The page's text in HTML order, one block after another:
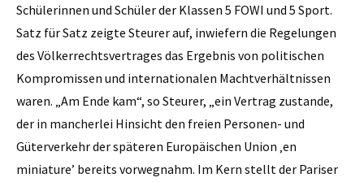
Schülerinnen und Schüler der Klassen 5 FOWI und 5 Sport.
Satz für Satz zeigte Steurer auf, inwiefern die Regelungen
des Völkerrechtsvertrages das Ergebnis von politischen
Kompromissen und internationalen Machtverhältnissen
waren. „Am Ende kam“, so Steurer, „ein Vertrag zustande,
der in mancherlei Hinsicht den freien Personen- und
Güterverkehr der späteren Europäischen Union ‚en
miniature’ bereits vorwegnahm. Im Kern stellt der Pariser